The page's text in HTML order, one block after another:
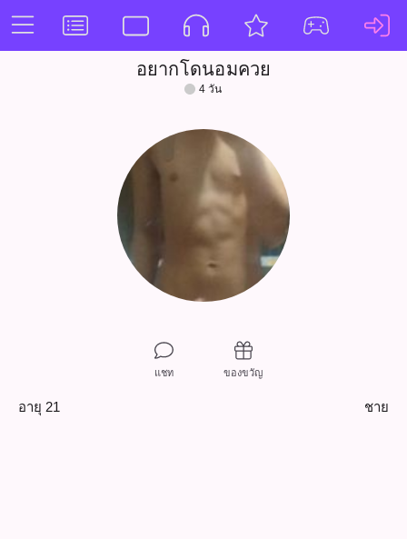
อยากโดนอมควย
4 วัน
แชท ของขวัญ
อายุ 21 ชาย